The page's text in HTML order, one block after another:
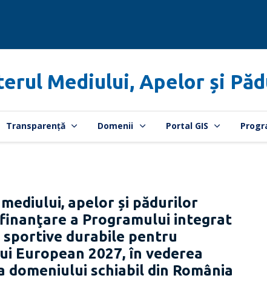
Mediului, Apelor și
Transparență Domenii Portal GIS
apelor și pădurilor
a Programului integrat
durabile pentru
European 2027, în vederea
schiabil din România